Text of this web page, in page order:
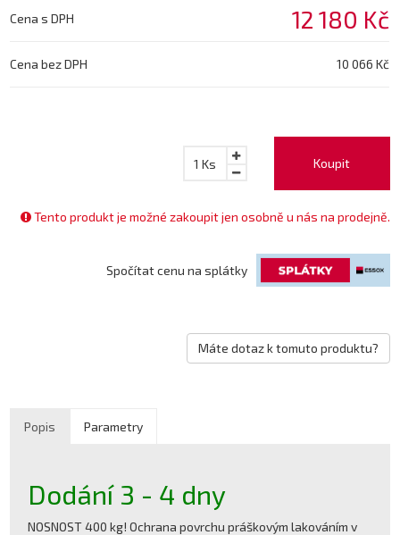
Cena s DPH 12 180 Kč
Cena bez DPH 10 066 Kč
Koupit
1 Ks
Tento produkt je možné zakoupit jen osobně u nás na prodejně.
Spočítat cenu na splátky
Máte dotaz k tomuto produktu?
Popis Parametry
Dodání 3 - 4 dny
NOSNOST 400 kg! Ochrana povrchu práškovým lakováním v